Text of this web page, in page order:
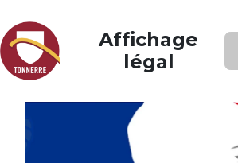
Affichage
légal